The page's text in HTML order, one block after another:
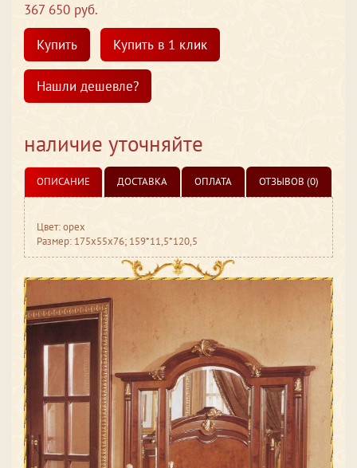
367 650 руб.
Купить
Купить в 1 клик
Нашли дешевле?
наличие уточняйте
ОПИСАНИЕ ДОСТАВКА ОПЛАТА ОТЗЫВОВ (0)
Цвет: орех
Размер: 175х55х76; 159*11,5*120,5